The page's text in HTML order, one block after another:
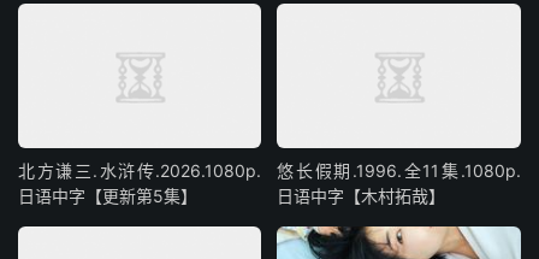
北方谦三.水浒传.2026.1080p.
日语中字【更新第5集】
悠长假期.1996.全11集.1080p.
日语中字【木村拓哉】